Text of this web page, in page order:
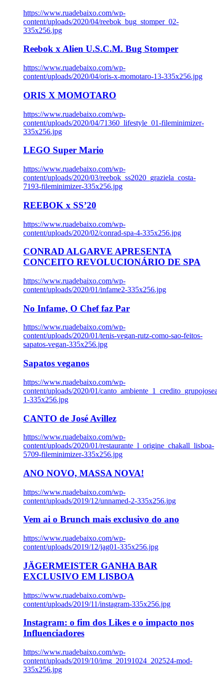
https://www.ruadebaixo.com/wp-
content/uploads/2020/04/reebok_bug_stomper_02-
335x256.jpg
Reebok x Alien U.S.C.M. Bug Stomper
https://www.ruadebaixo.com/wp-
content/uploads/2020/04/oris-x-momotaro-13-335x256.jpg
ORIS X MOMOTARO
https://www.ruadebaixo.com/wp-
content/uploads/2020/04/71360_lifestyle_01-fileminimizer-
335x256.jpg
LEGO Super Mario
https://www.ruadebaixo.com/wp-
content/uploads/2020/03/reebok_ss2020_graziela_costa-
7193-fileminimizer-335x256.jpg
REEBOK x SS’20
https://www.ruadebaixo.com/wp-
content/uploads/2020/02/conrad-spa-4-335x256.jpg
CONRAD ALGARVE APRESENTA
CONCEITO REVOLUCIONÁRIO DE SPA
https://www.ruadebaixo.com/wp-
content/uploads/2020/01/infame2-335x256.jpg
No Infame, O Chef faz Par
https://www.ruadebaixo.com/wp-
content/uploads/2020/01/tenis-vegan-rutz-como-sao-feitos-
sapatos-vegan-335x256.jpg
Sapatos veganos
https://www.ruadebaixo.com/wp-
content/uploads/2020/01/
1-335x256.jpg
CANTO de José Avillez
https://www.ruadebaixo.com/wp-
content/uploads/2020/01/restaurante_l_origine_chakall_lisboa-
5709-fileminimizer-335x256.jpg
ANO NOVO, MASSA NOVA!
https://www.ruadebaixo.com/wp-
content/uploads/2019/12/unnamed-2-335x256.jpg
Vem ai o Brunch mais exclusivo do ano
https://www.ruadebaixo.com/wp-
content/uploads/2019/12/jag01-335x256.jpg
JÄGERMEISTER GANHA BAR
EXCLUSIVO EM LISBOA
https://www.ruadebaixo.com/wp-
content/uploads/2019/11/instagram-335x256.jpg
Instagram: o fim dos Likes e o impacto nos
Influenciadores
https://www.ruadebaixo.com/wp-
content/uploads/2019/10/img_20191024_202524-mod-
335x256.jpg